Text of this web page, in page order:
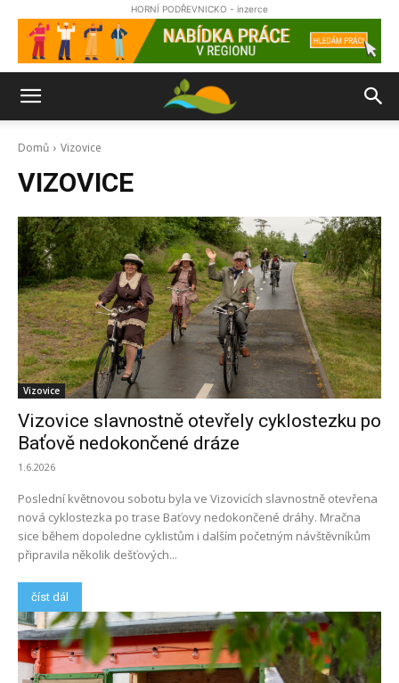
HORNÍ PODŘEVNICKO - inzerce
Domů Vizovice
VIZOVICE
Vizovice
Vizovice slavnostně otevřely cyklostezku po
Baťově nedokončené dráze
1.6.2026
Poslední květnovou sobotu byla ve Vizovicích slavnostně otevřena
nová cyklostezka po trase Baťovy nedokončené dráhy. Mračna
sice během dopoledne cyklistům i dalším početným návštěvníkům
připravila několik dešťových...
číst dál